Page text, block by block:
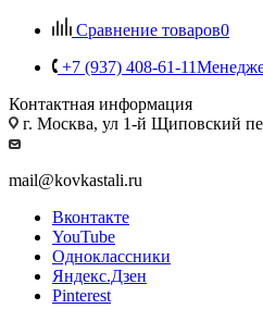
Сравнение товаров0
+7 (937) 408-61-11
Контактная информация
г. Москва, ул 1-й Щиповский
mail@kovkastali.ru
Вконтакте
YouTube
Одноклассники
Яндекс.Дзен
Pinterest